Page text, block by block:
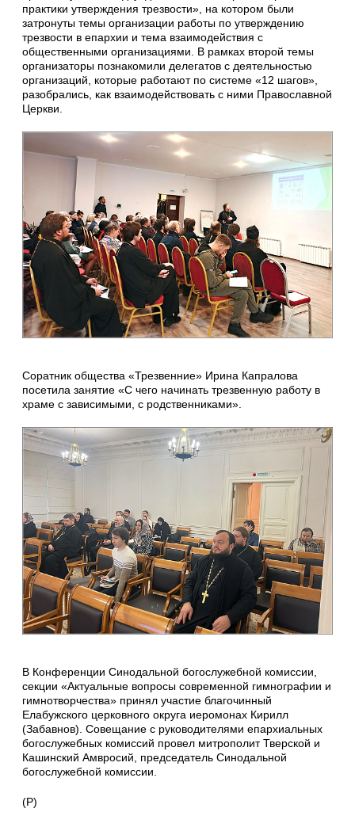
практики утверждения трезвости», на котором были
затронуты темы организации работы по утверждению
трезвости в епархии и тема взаимодействия с
общественными организациями. В рамках второй темы
организаторы познакомили делегатов с деятельностью
организаций, которые работают по системе «12 шагов»,
разобрались, как взаимодействовать с ними Православной
Церкви.
Соратник общества «Трезвенние» Ирина Капралова
посетила занятие «С чего начинать трезвенную работу в
храме с зависимыми, с родственниками».
В Конференции Синодальной богослужебной комиссии,
секции «Актуальные вопросы современной гимнографии и
гимнотворчества» принял участие благочинный
Елабужского церковного округа иеромонах Кирилл
(Забавнов). Совещание с руководителями епархиальных
богослужебных комиссий провел митрополит Тверской и
Кашинский Амвросий, председатель Синодальной
богослужебной комиссии.
(Р)